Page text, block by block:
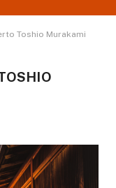
Toshio Murakami